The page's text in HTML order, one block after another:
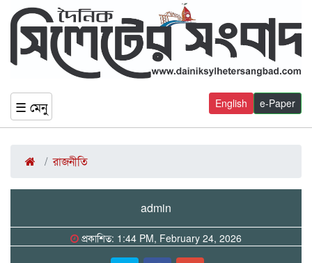
☰ মেনু e-Paper
English
রাজনীতি
admin
প্রকাশিত: 1:44 PM, February 24, 2026